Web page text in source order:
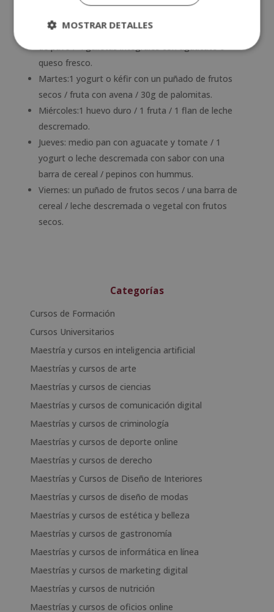
colaciones saludableste ayudan a rendir mejor en
Lunes: 1 fruta / medio pan con aguacate o jamón
de pavo / 4 galletas integrales con aguacate o
queso fresco.
Martes:1 yogurt o kéfir con un puñado de frutos
secos / fruta con avena / 30g de palomitas.
Miércoles:1 huevo duro / 1 fruta / 1 flan de leche
descremado.
Jueves: medio pan con aguacate y tomate / 1
yogurt o leche descremada con sabor con una
barra de cereal / pepinos con hummus.
Viernes: un puñado de frutos secos / una barra de
cereal / leche descremada o vegetal con frutos
secos.
Categorías
Cursos de Formación
Cursos Universitarios
Maestría y cursos en inteligencia artificial
Maestrías y cursos de arte
Maestrías y cursos de ciencias
Maestrías y cursos de comunicación digital
Maestrías y cursos de criminología
Maestrías y cursos de deporte online
Maestrías y cursos de derecho
Maestrías y Cursos de Diseño de Interiores
Maestrías y cursos de diseño de modas
Maestrías y cursos de estética y belleza
Maestrías y cursos de gastronomía
Maestrías y cursos de informática en línea
Maestrías y cursos de marketing digital
Maestrías y cursos de nutrición
Maestrías y cursos de oficios online
MOSTRAR DETALLES